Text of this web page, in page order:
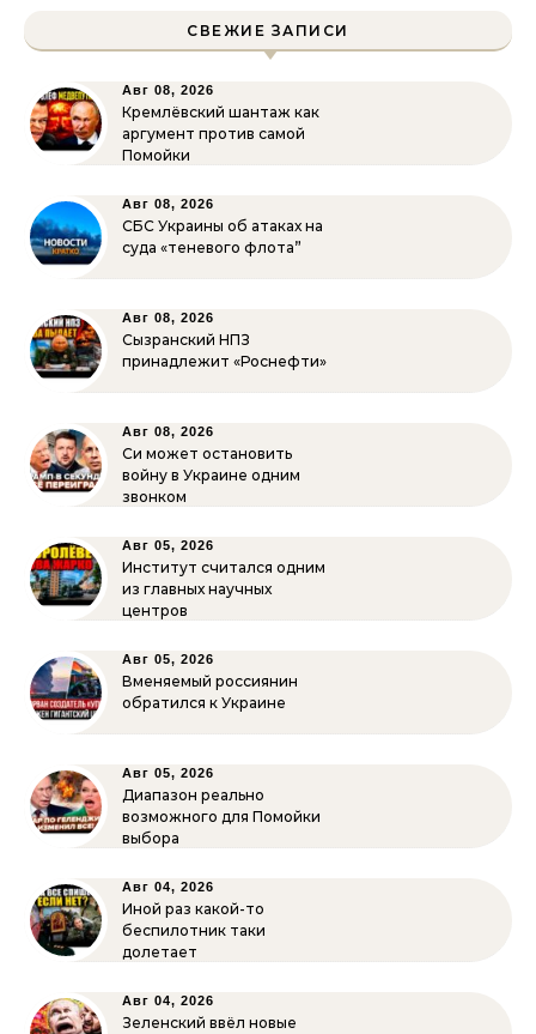
СВЕЖИЕ ЗАПИСИ
Авг 08, 2026
Кремлёвский шантаж как
аргумент против самой
Помойки
Авг 08, 2026
СБС Украины об атаках на
суда «теневого флота”
Авг 08, 2026
Сызранский НПЗ
принадлежит «Роснефти»
Авг 08, 2026
Си может остановить
войну в Украине одним
звонком
Авг 05, 2026
Институт считался одним
из главных научных
центров
Авг 05, 2026
Вменяемый россиянин
обратился к Украине
Авг 05, 2026
Диапазон реально
возможного для Помойки
выбора
Авг 04, 2026
Иной раз какой-то
беспилотник таки
долетает
Авг 04, 2026
Зеленский ввёл новые